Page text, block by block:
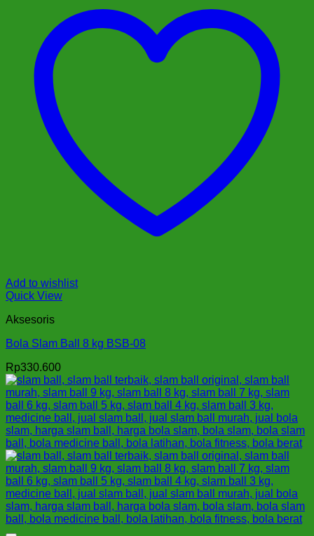
Add to wishlist
Quick View
Aksesoris
Bola Slam Ball 8 kg BSB-08
Rp330.600